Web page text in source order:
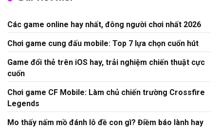
Các game online hay nhất, đông người chơi nhất 2026
Chơi game cung đấu mobile: Top 7 lựa chọn cuốn hút
Game đổi thẻ trên iOS hay, trải nghiệm chiến thuật cực
cuốn
Chơi game CF Mobile: Làm chủ chiến trường Crossfire
Legends
Mo thấy nấm mồ đánh lô đề con gì? Điềm báo lành hay